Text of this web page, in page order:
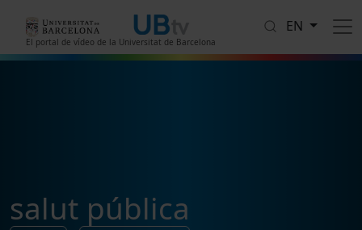
El portal de vídeo de la Universitat de Barcelona
EN
salut pública